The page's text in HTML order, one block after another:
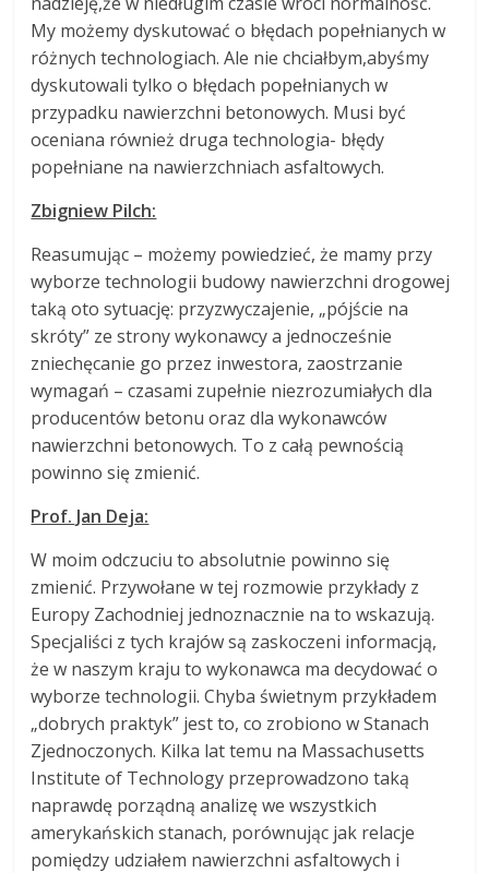
My możemy dyskutować o błędach popełnianych w
różnych technologiach. Ale nie chciałbym,abyśmy
dyskutowali tylko o błędach popełnianych w
przypadku nawierzchni betonowych. Musi być
oceniana również druga technologia- błędy
popełniane na nawierzchniach asfaltowych.
Zbigniew Pilch:
Reasumując – możemy powiedzieć, że mamy przy
wyborze technologii budowy nawierzchni drogowej
taką oto sytuację: przyzwyczajenie, „pójście na
skróty” ze strony wykonawcy a jednocześnie
zniechęcanie go przez inwestora, zaostrzanie
wymagań – czasami zupełnie niezrozumiałych dla
producentów betonu oraz dla wykonawców
nawierzchni betonowych. To z całą pewnością
powinno się zmienić.
Prof. Jan Deja:
W moim odczuciu to absolutnie powinno się
zmienić. Przywołane w tej rozmowie przykłady z
Europy Zachodniej jednoznacznie na to wskazują.
Specjaliści z tych krajów są zaskoczeni informacją,
że w naszym kraju to wykonawca ma decydować o
wyborze technologii. Chyba świetnym przykładem
„dobrych praktyk” jest to, co zrobiono w Stanach
Zjednoczonych. Kilka lat temu na Massachusetts
Institute of Technology przeprowadzono taką
naprawdę porządną analizę we wszystkich
amerykańskich stanach, porównując jak relacje
pomiędzy udziałem nawierzchni asfaltowych i